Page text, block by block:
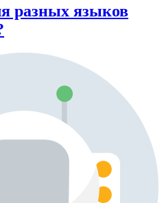
разных языков